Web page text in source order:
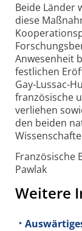
Beide Länder
diese
Anwesenheit
festlichen
Gay-Lussac-
französische
verliehen
den beiden
Französische
Pawlak
Weitere